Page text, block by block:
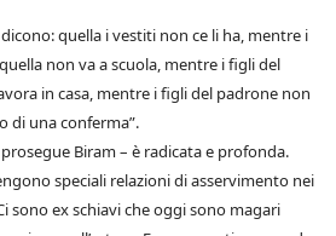
quella i vestiti non ce li ha, mentre i
non va a scuola, mentre i figli del
in casa, mentre i figli del padrone non
di una conferma”.
Biram – è radicata e profonda.
speciali relazioni di asservimento nei
sono ex schiavi che oggi sono magari